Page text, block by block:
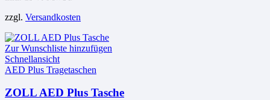
zzgl. Versandkosten
Zur Wunschliste hinzufügen
Schnellansicht
AED Plus Tragetaschen
ZOLL AED Plus Tasche